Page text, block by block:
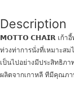
Description
𝗠𝗢𝗧𝗧𝗢 𝗖𝗛𝗔𝗜𝗥 เก้าอี้ท
ท่วงท่าการนั่งที่เหมาะสม
เป็นไปอย่างมีประสิทธิภ
ผลิตจากเกาหลี ทีมีคุณภา